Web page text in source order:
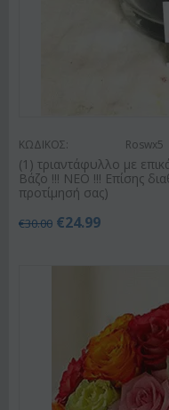
ΚΩΔΙΚΟΣ: Roswx5
(1) τριαντάφυλλο με
Βάζο !!! ΝΕΟ !!! Επίσης
προτίμησή σας)
€30.00 €24.99